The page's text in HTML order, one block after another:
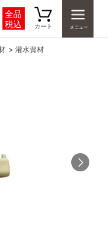
全品
税込
カート
> 灌水資材